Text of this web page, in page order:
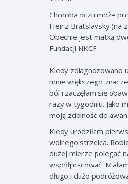
Choroba oczu może
Heinz Bratslavsky (na
Obecnie jest matką
Fundacji NKCF.
Kiedy zdiagnozowano
mnie większego
ból i zaczęłam się
razy w tygodniu. Jako
moją zdolność do
Kiedy urodziłam
wolnego strzelca.
dużej mierze polegać
współpracować.
długo i dużo